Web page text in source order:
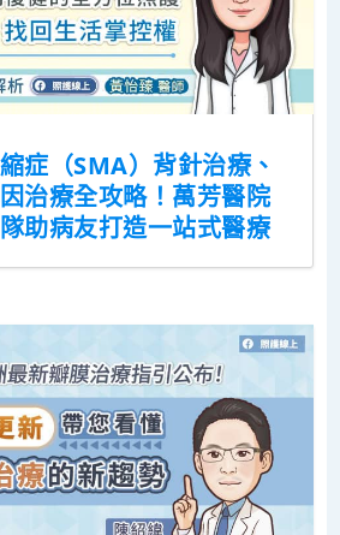
症（SMA）背針治療、
治療全攻略！萬芳醫院
助病友打造一站式醫療